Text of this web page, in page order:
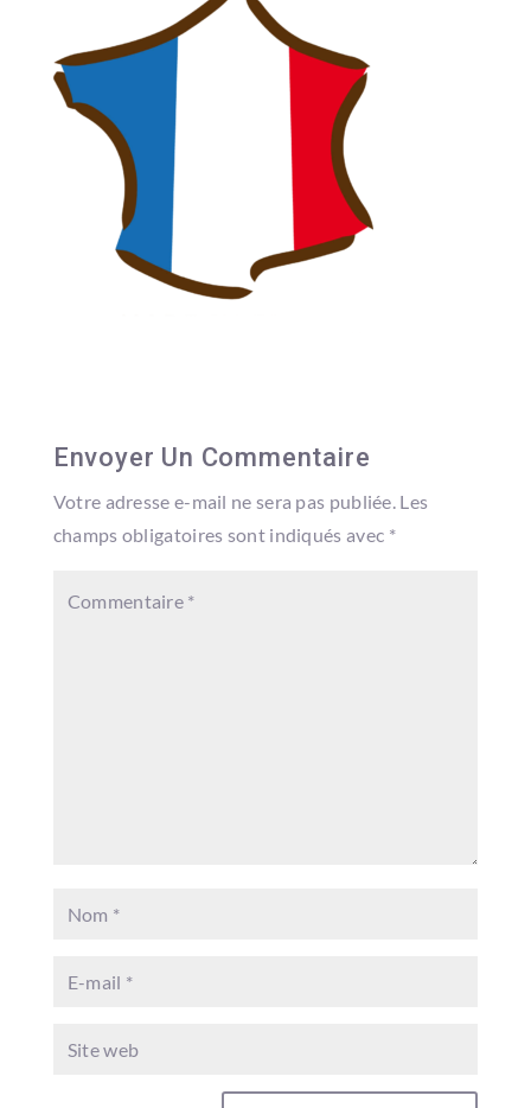
Envoyer Un Commentaire
Votre adresse e-mail ne sera pas publiée. Les
champs obligatoires sont indiqués avec *